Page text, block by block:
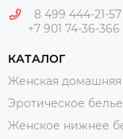
8 499 444-21-57
+7 901 74-36-366
КАТАЛОГ
Женская
Эротическое белье
Женское нижнее